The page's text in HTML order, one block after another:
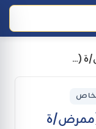
ممرض/ة مسجل/ة (ممرض/ة أسنان)- مستشفى كينغز كوليدج لندن
ة